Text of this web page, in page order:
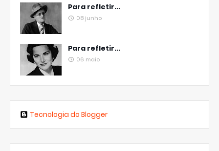
Para refletir...
08 junho
Para refletir...
06 maio
Tecnologia do Blogger